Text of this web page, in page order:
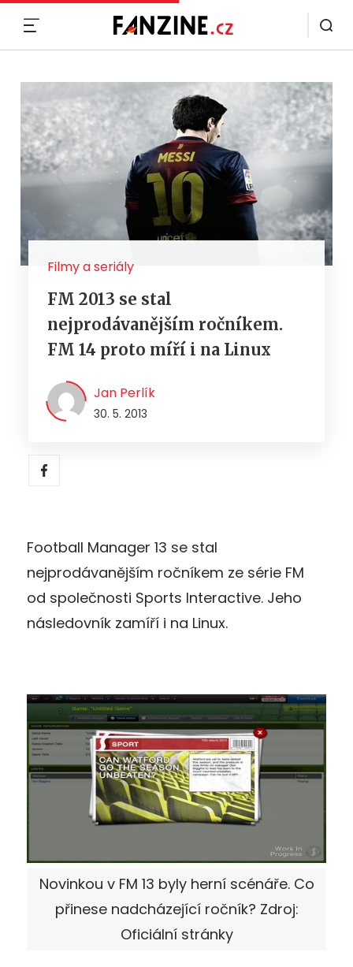
Filmy a seriály
FM 2013 se stal
nejprodávanějším ročníkem.
FM 14 proto míří i na Linux
Jan Perlík
30. 5. 2013
Football Manager 13 se stal
nejprodávanějším ročníkem ze série FM
od společnosti Sports Interactive. Jeho
následovník zamíří i na Linux.
Novinkou v FM 13 byly herní scénáře. Co
přinese nadcházející ročník? Zdroj:
Oficiální stránky